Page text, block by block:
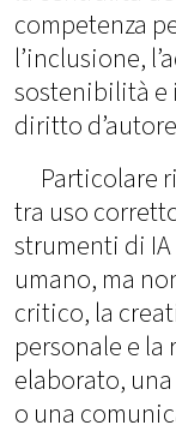
competenza
l’inclusione,
sostenibilità e
diritto
Particolare
tra uso
strumenti di
umano, ma
critico, la
personale e
elaborato,
o una